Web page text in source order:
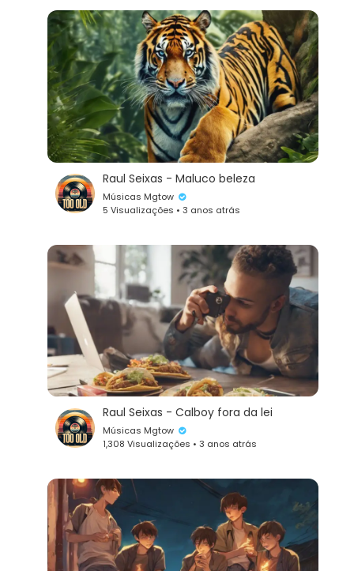
Raul Seixas - Maluco beleza
Músicas Mgtow
5 Visualizações • 3 anos atrás
Raul Seixas - Calboy fora da lei
Músicas Mgtow
1,308 Visualizações • 3 anos atrás